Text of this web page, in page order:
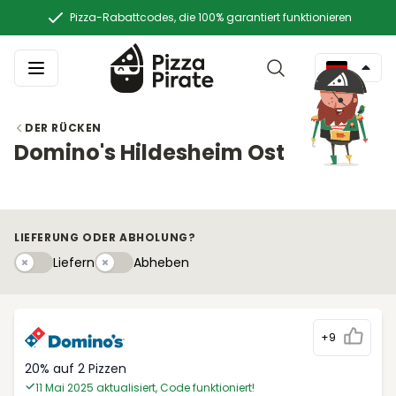
Pizza-Rabattcodes, die 100% garantiert funktionieren
DER RÜCKEN
Domino's Hildesheim Ost
LIEFERUNG ODER ABHOLUNG?
LiefernLiefernAbhebeny
Abheben
+9
20% auf 2 Pizzen
11 Mai 2025 aktualisiert, Code funktioniert!